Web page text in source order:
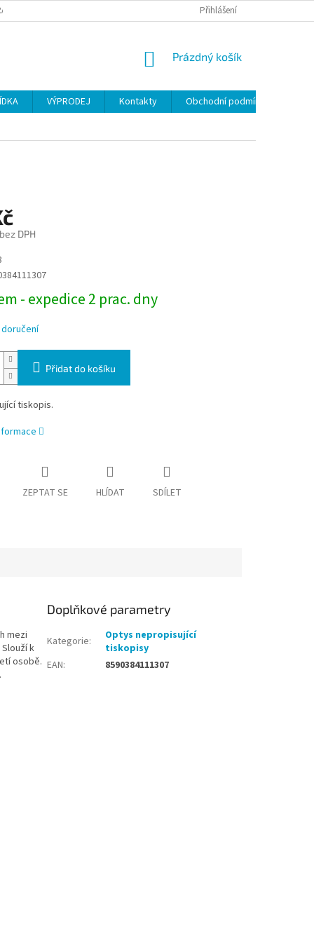
OSOBNÍCH ÚDAJŮ Přihlášení
NÁKUPNÍ
Prázdný košík
VÝPRODEJ Kontakty Obchodní podmínky
DPH
- expedice 2 prac. dny
Přidat do košíku
tiskopis.
ZEPTAT SE HLÍDAT SDÍLET
mezi
k
osobě.
Doplňkové parametry
Kategorie:
Optys nepropisující
tiskopisy
EAN: 8590384111307